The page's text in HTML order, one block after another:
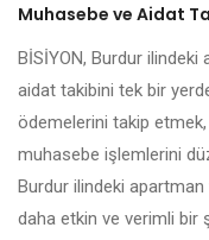
Muhasebe ve Aidat
BİSİYON, Burdur
aidat takibini tek bir
ödemelerini takip
muhasebe işlemlerini
Burdur ilindeki
daha etkin ve verimli bir